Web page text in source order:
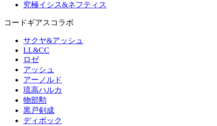
究極イシス&ネフティス
コードギアスコラボ
サクヤ&アッシュ
LL&CC
ロゼ
アッシュ
アーノルド
琉高ハルカ
物部勲
黒戸剣成
ディボック